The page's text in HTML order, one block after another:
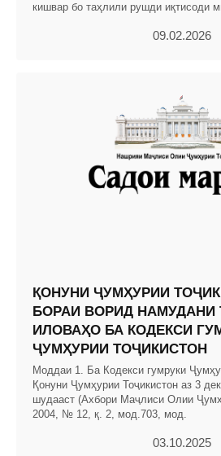
кишвар бо таҳлили рушди иқтисоди
09.02.2026
ҚОНУНИ ҶУМҲУРИИ
БОРАИ ВОРИД НАМУДАНИ
ИЛОВАҲО БА КОДЕКСИ
ҶУМҲУРИИ ТОҶИКИСТОН
Моддаи 1. Ба Кодекси гумруки
Қонуни Ҷумҳурии Тоҷикистон аз 3
шудааст (Ахбори Маҷлиси Олии
2004, № 12, қ. 2, мод.703, мод.
03.10.2025